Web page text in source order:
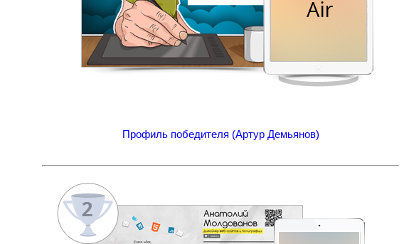
Профиль победителя (Артур Демьянов)